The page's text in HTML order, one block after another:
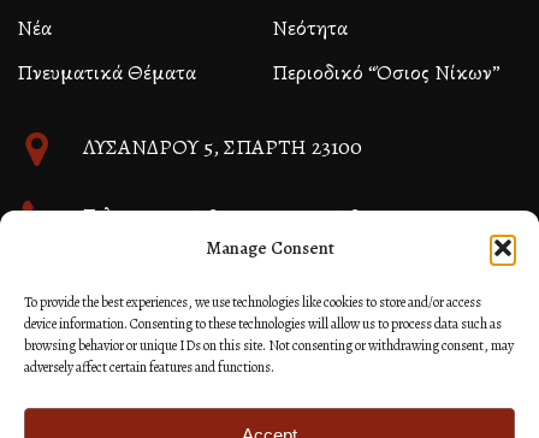
Manage Consent
To provide the best experiences, we use technologies like cookies to store and/or access
device information. Consenting to these technologies will allow us to process data such as
browsing behavior or unique IDs on this site. Not consenting or withdrawing consent, may
adversely affect certain features and functions.
Νέα
Νεότητα
Πνευματικά Θέματα
Περιοδικό “Όσιος Νίκων”
ΛΥΣΑΝΔΡΟΥ 5, ΣΠΑΡΤΗ 23100
Τηλ. 27310 26580 και 27310 26581